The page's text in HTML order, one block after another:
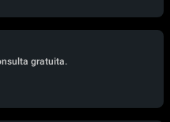
gratuita.